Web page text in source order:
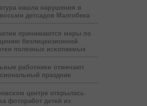
нашла нарушения в
детсадов Малгобека
принимаются меры по
безлицензионной
полезных ископаемых
работники отмечают
праздник
центре открылась
фоторабот детей из